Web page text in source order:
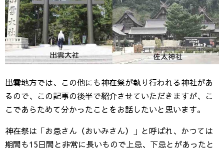
出雲地方では、この他にも神在祭が執り行われる神社があ
るので、この記事の後半で紹介させていただきますが、こ
こであらためて分かったことをお話したいと思います。
神在祭は「お忌さん（おいみさん）」と呼ばれ、かつては
期間も15日間と非常に長いもので上忌、下忌とがあったと